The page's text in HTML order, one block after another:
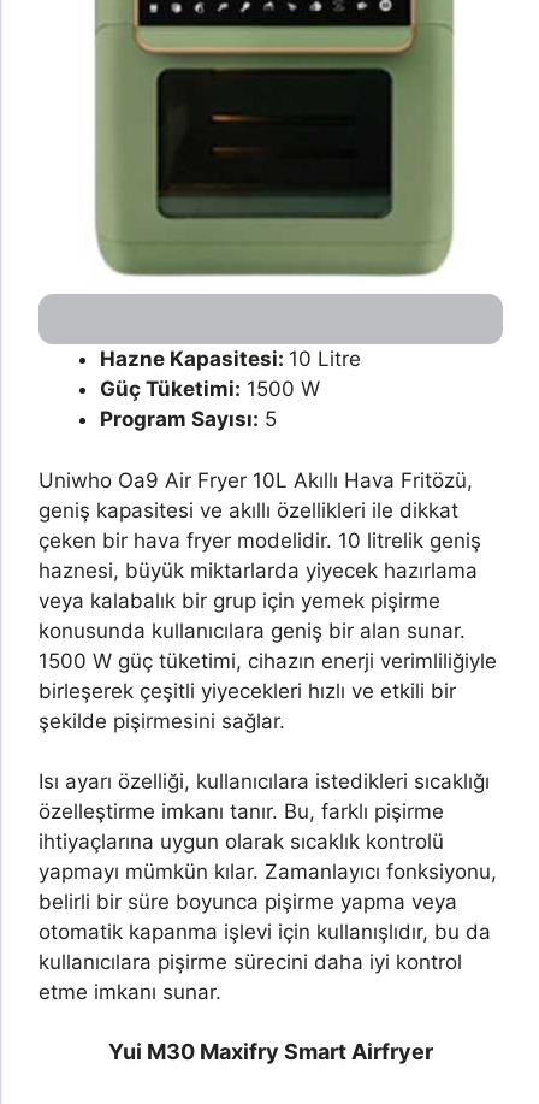
Hazne Kapasitesi: 10 Litre
Güç Tüketimi: 1500 W
Program Sayısı: 5
Uniwho Oa9 Air Fryer 10L Akıllı Hava Fritözü,
geniş kapasitesi ve akıllı özellikleri ile dikkat
çeken bir hava fryer modelidir. 10 litrelik geniş
haznesi, büyük miktarlarda yiyecek hazırlama
veya kalabalık bir grup için yemek pişirme
konusunda kullanıcılara geniş bir alan sunar.
1500 W güç tüketimi, cihazın enerji verimliliğiyle
birleşerek çeşitli yiyecekleri hızlı ve etkili bir
şekilde pişirmesini sağlar.
Isı ayarı özelliği, kullanıcılara istedikleri sıcaklığı
özelleştirme imkanı tanır. Bu, farklı pişirme
ihtiyaçlarına uygun olarak sıcaklık kontrolü
yapmayı mümkün kılar. Zamanlayıcı fonksiyonu,
belirli bir süre boyunca pişirme yapma veya
otomatik kapanma işlevi için kullanışlıdır, bu da
kullanıcılara pişirme sürecini daha iyi kontrol
etme imkanı sunar.
Yui M30 Maxifry Smart Airfryer